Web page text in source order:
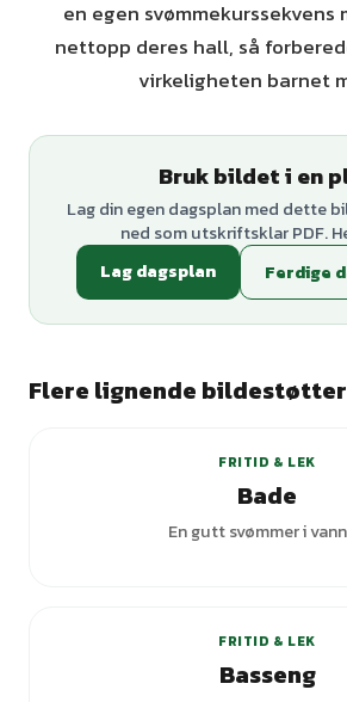
en egen svømmekurssekvens
nettopp deres hall, så
virkeligheten barnet
Bruk bildet i en
Lag din egen dagsplan med dette
ned som utskriftsklar PDF.
Lag dagsplan
Ferdige
Flere lignende bildestøtter
FRITID & LEK
Bade
En gutt svømmer i
FRITID & LEK
Basseng